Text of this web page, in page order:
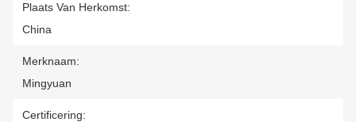
Plaats Van Herkomst:
China
Merknaam:
Mingyuan
Certificering: